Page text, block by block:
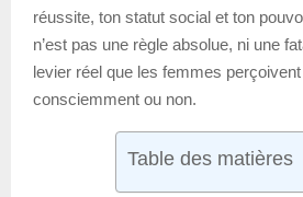
réussite, ton statut social et ton
n’est pas une règle absolue, ni une
levier réel que les femmes
consciemment ou non.
Table des matières